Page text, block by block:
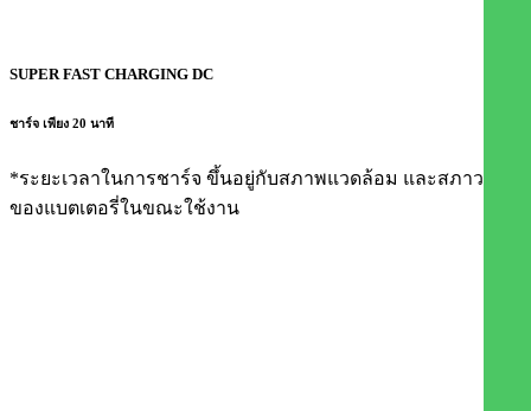
SUPER FAST CHARGING DC
ชาร์จ เพียง 20 นาที​
*ระยะเวลาในการชาร์จ ขึ้นอยู่กับสภาพแวดล้อม และสภาวะ
ของแบตเตอรี่ในขณะใช้งาน